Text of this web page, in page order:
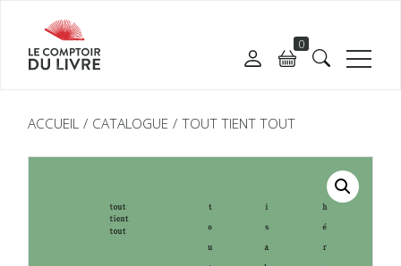
0
ACCUEIL CATALOGUE TOUT TIENT TOUT